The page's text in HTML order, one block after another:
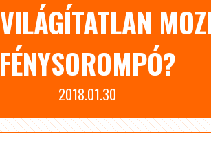
FÉNYSOROMPÓ?
2018.01.30